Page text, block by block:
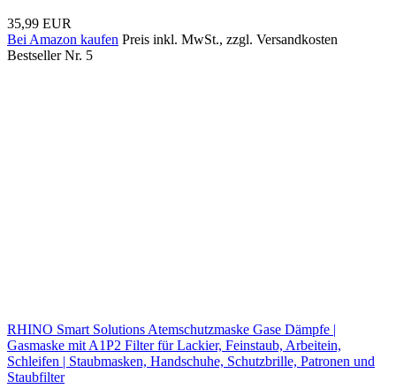
35,99 EUR
Bei Amazon kaufen Preis inkl. MwSt., zzgl. Versandkosten
Bestseller Nr. 5
RHINO Smart Solutions Atemschutzmaske Gase Dämpfe |
Gasmaske mit A1P2 Filter für Lackier, Feinstaub, Arbeitein,
Schleifen | Staubmasken, Handschuhe, Schutzbrille, Patronen und
Staubfilter